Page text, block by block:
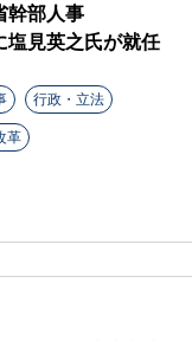
幹部人事
塩見英之氏が就任
行政・立法
革